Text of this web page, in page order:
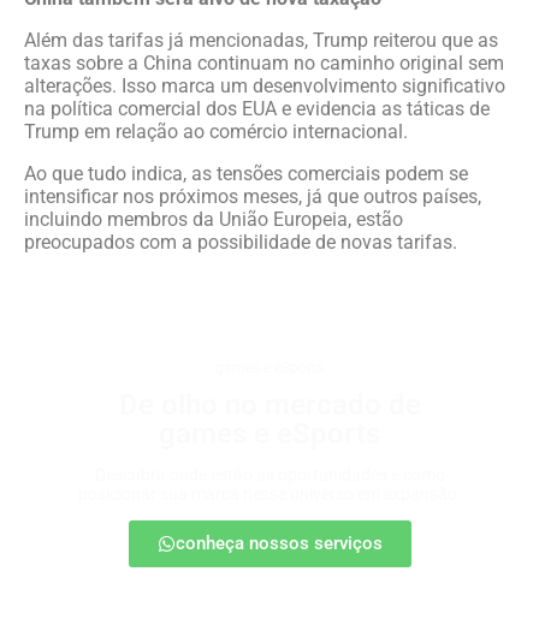
Além das tarifas já mencionadas, Trump reiterou que as
taxas sobre a China continuam no caminho original sem
alterações. Isso marca um desenvolvimento significativo
na política comercial dos EUA e evidencia as táticas de
Trump em relação ao comércio internacional.
Ao que tudo indica, as tensões comerciais podem se
intensificar nos próximos meses, já que outros países,
incluindo membros da União Europeia, estão
preocupados com a possibilidade de novas tarifas.
conheça nossos serviços